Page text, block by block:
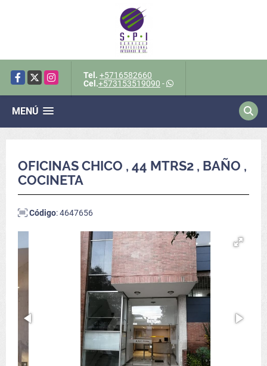
Facebook
X Instagram Tel. +5716582660
Cel.+573153519090 -
MENÚ
OFICINAS CHICO , 44 MTRS2 , BAÑO ,
COCINETA
Código: 4647656